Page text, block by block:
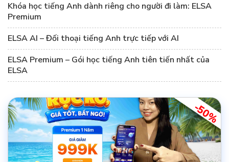
Khóa học tiếng Anh dành riêng cho người đi làm: ELSA
Premium
ELSA AI – Đối thoại tiếng Anh trực tiếp với AI
ELSA Premium – Gói học tiếng Anh tiên tiến nhất của
ELSA
-50%